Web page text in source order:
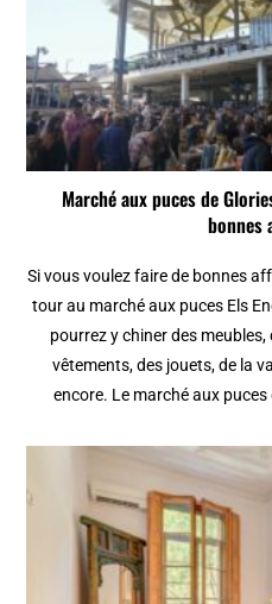
Marché aux puces de
bonnes
Si vous voulez faire de bonnes
tour au marché aux puces Els
pourrez y chiner des
vêtements, des jouets, de la
encore. Le marché aux